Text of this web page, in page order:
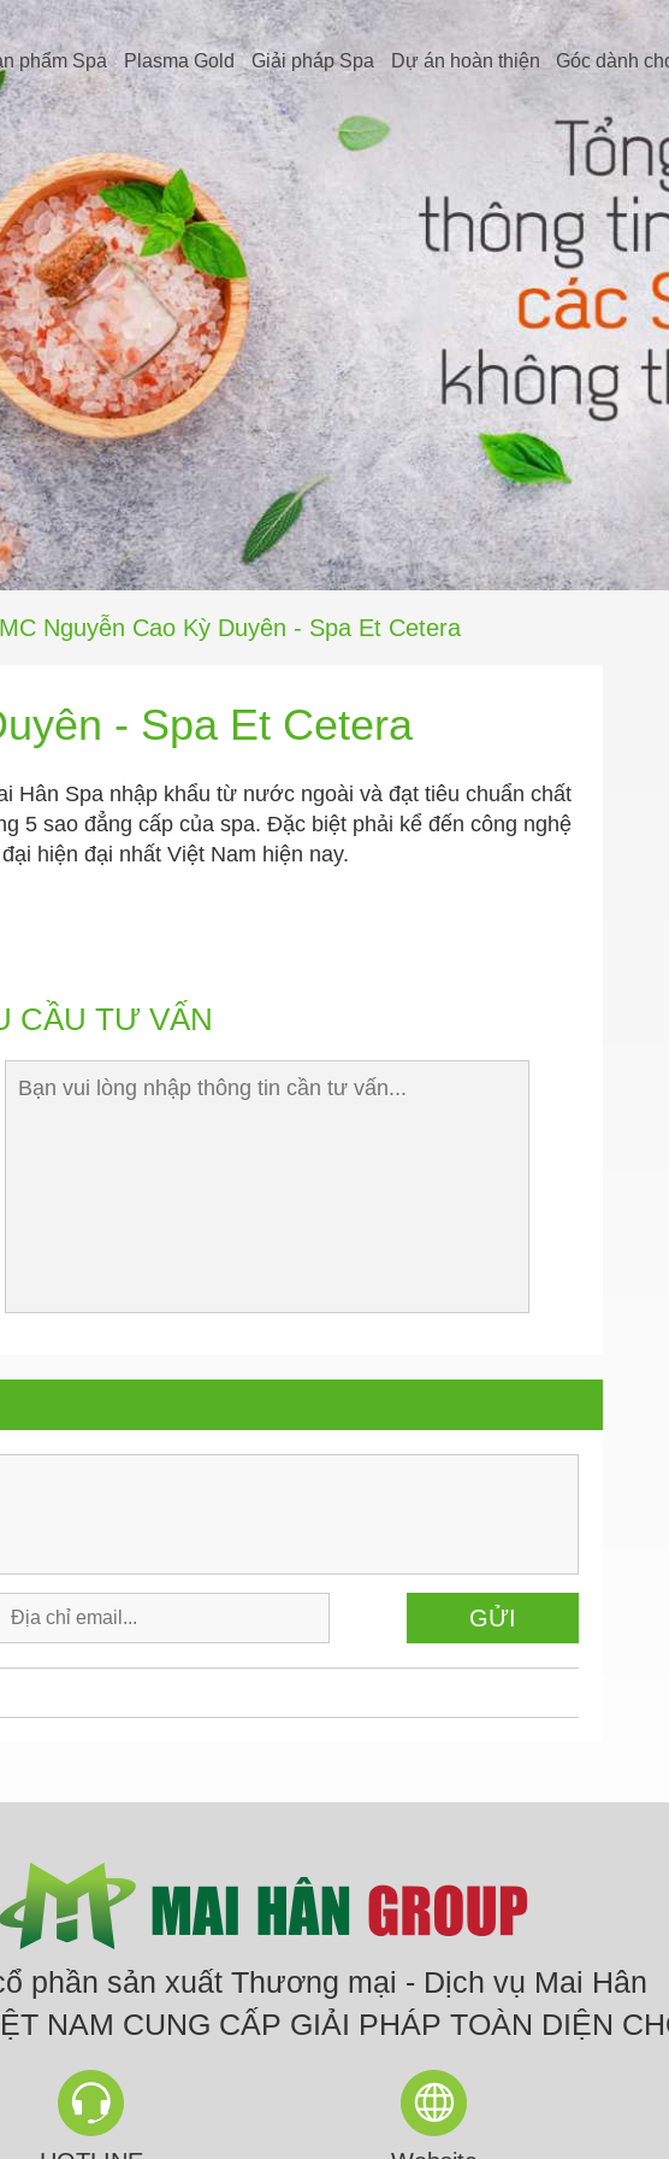
phẩm Spa Plasma Gold Giải pháp Spa Dự án hoàn thiện Góc dành
MC Nguyễn Cao Kỳ Duyên - Spa Et Cetera
- Spa Et Cetera
Hân Spa nhập khẩu từ nước ngoài và đạt tiêu chuẩn chất
5 sao đẳng cấp của spa. Đặc biệt phải kể đến công nghệ
hiện đại nhất Việt Nam hiện nay.
CẦU TƯ VẤN
phần sản xuất Thương mại - Dịch vụ Mai Hân
NAM CUNG CẤP GIẢI PHÁP TOÀN DIỆN